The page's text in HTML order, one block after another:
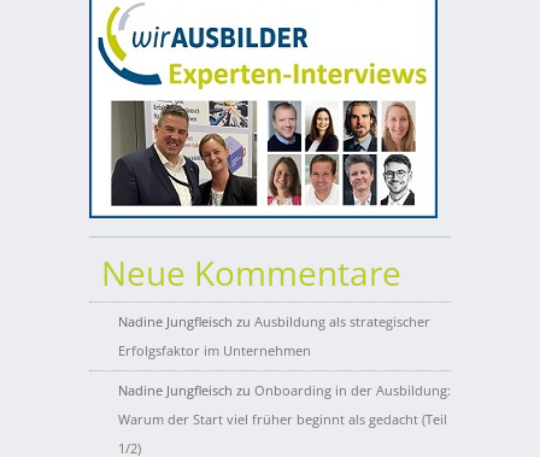
Neue Kommentare
Nadine Jungfleisch zu Ausbildung als strategischer
Erfolgsfaktor im Unternehmen
Nadine Jungfleisch zu Onboarding in der Ausbildung:
Warum der Start viel früher beginnt als gedacht (Teil
1/2)